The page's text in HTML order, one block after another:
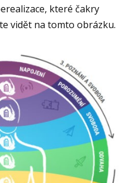
které čakry
vidět na tomto obrázku.